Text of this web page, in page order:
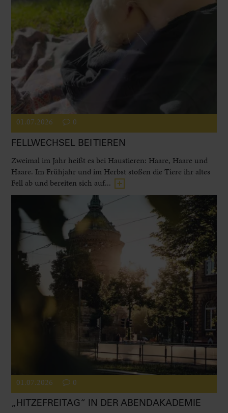
01.07.2026 0
FELLWECHSEL BEI TIEREN
Zweimal im Jahr heißt es bei Haustieren: Haare, Haare und
Haare. Im Frühjahr und im Herbst stoßen die Tiere ihr altes
Fell ab und bereiten sich auf...
01.07.2026 0
„HITZEFREITAG“ IN DER ABENDAKADEMIE